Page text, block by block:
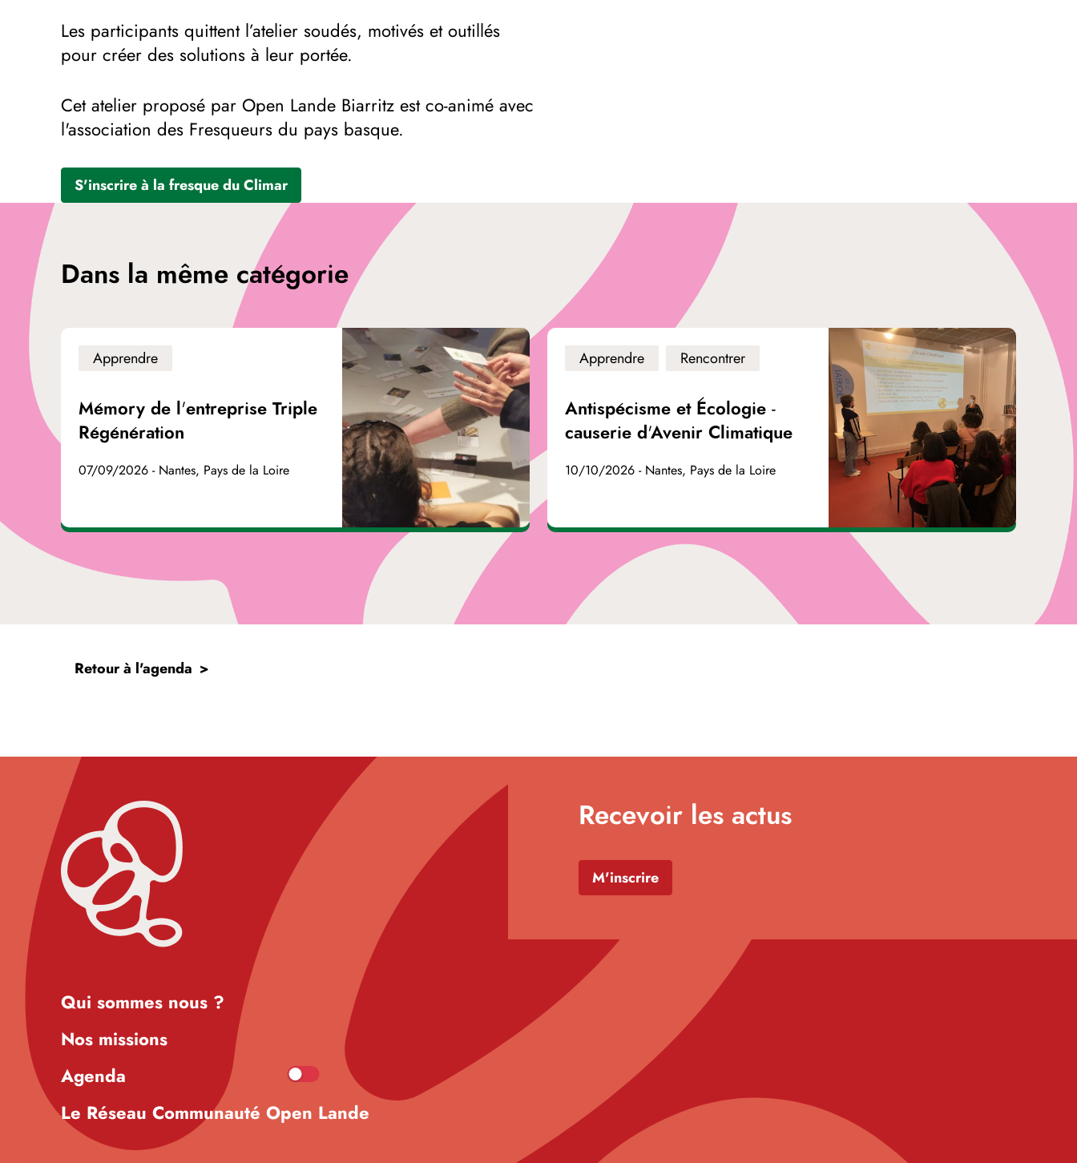
Les participants quittent l’atelier soudés, motivés et outillés
pour créer des solutions à leur portée.
C et atelier proposé par Open Lande Biarritz est co-animé avec
l'association des Fresqueurs du pays basque.
S'inscrire à la fresque du Climar
Dans la même catégorie
Apprendre
Mémory de l'entreprise Triple
Régénération
07/09/2026 - Nantes, Pays de la Loire
Apprendre Rencontrer
Antispécisme et Écologie -
causerie d'Avenir Climatique
10/10/2026 - Nantes, Pays de la Loire
Retour à l'agenda
Qui sommes nous ?
Nos missions
Agenda
Le Réseau Communauté Open Lande
Recevoir les actus
M'inscrire